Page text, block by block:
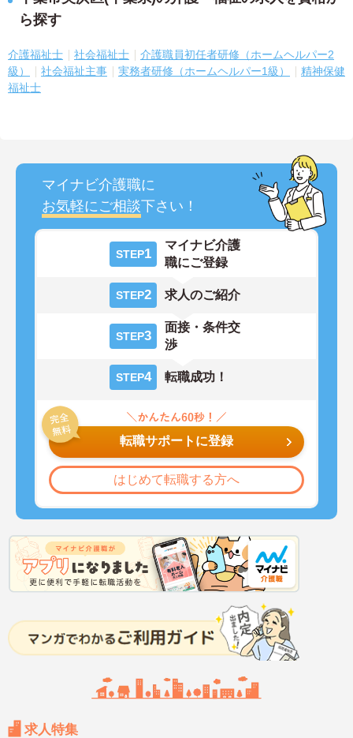
ら探す
介護福祉士 社会福祉士
介護職員初任者研修（ホームヘルパー2
級）
社会福祉主事 実務者研修（ホームヘルパー1級）
精神保健
福祉士
マイナビ介護職に
お気軽にご相談下さい！
STEP1
マイナビ介護
職にご登録
STEP2 求人のご紹介
STEP3
面接・条件交
渉
STEP4 転職成功！
転職サポートに登録
はじめて転職する方へ
求人特集